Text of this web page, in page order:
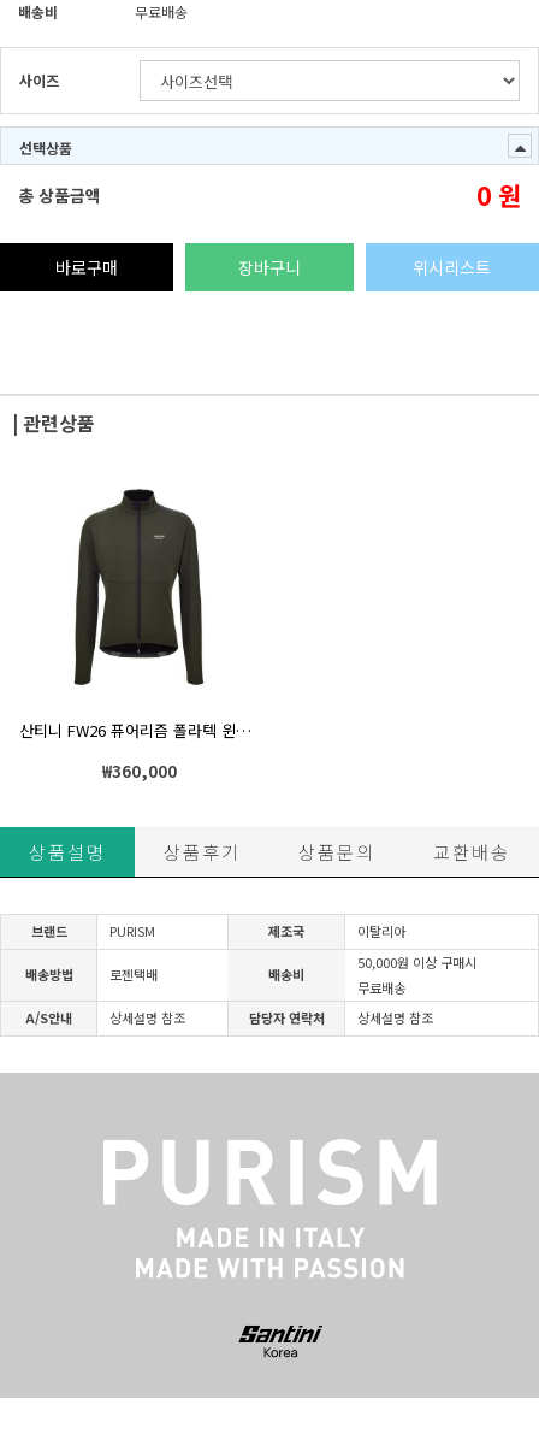
배송비
무료배송
사이즈
선택상품
총 상품금액 0 원
바로구매 장바구니 위시리스트
| 관련상품
산티니 FW26 퓨어리즘 폴라텍 윈드블록 남성 윈터자켓 슬림핏 카키
₩360,000
상품설명 상품후기 상품문의 교환배송
브랜드 PURISM 제조국 이탈리아
배송방법 로젠택배 배송비
50,000원 이상 구매시
무료배송
A/S안내
상세설명 참조 담당자 연락처 상세설명 참조